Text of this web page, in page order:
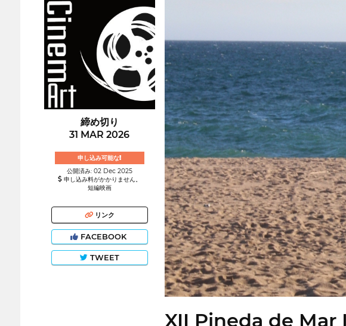
締め切り
31 MAR 2026
申し込み可能な!
公開済み: 02 Dec 2025
申し込み料がかかりません。
短編映画
リンク
FACEBOOK
TWEET
XII Pineda de